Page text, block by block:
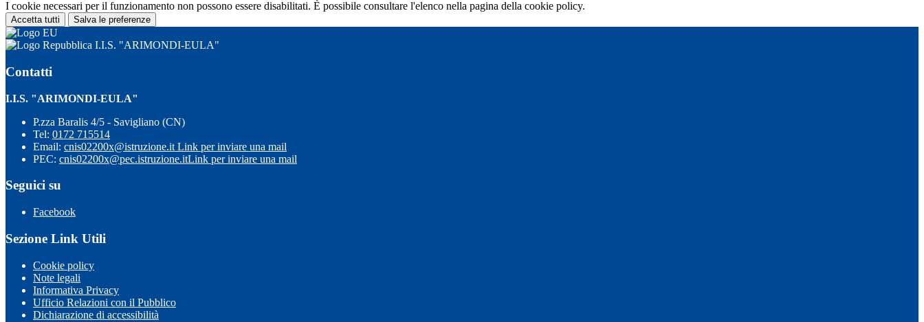
I cookie necessari per il funzionamento non possono essere disabilitati. È possibile consultare l'elenco nella pagina della cookie policy.
Accetta tutti Salva le preferenze
I.I.S. "ARIMONDI-EULA"
Contatti
I.I.S. "ARIMONDI-EULA"
P.zza Baralis 4/5 - Savigliano (CN)
Tel: 0172 715514
Email: cnis02200x@istruzione.it Link per inviare una mail
PEC: cnis02200x@pec.istruzione.itLink per inviare una mail
Seguici su
Facebook
Sezione Link Utili
Cookie policy
Note legali
Informativa Privacy
Ufficio Relazioni con il Pubblico
Dichiarazione di accessibilità